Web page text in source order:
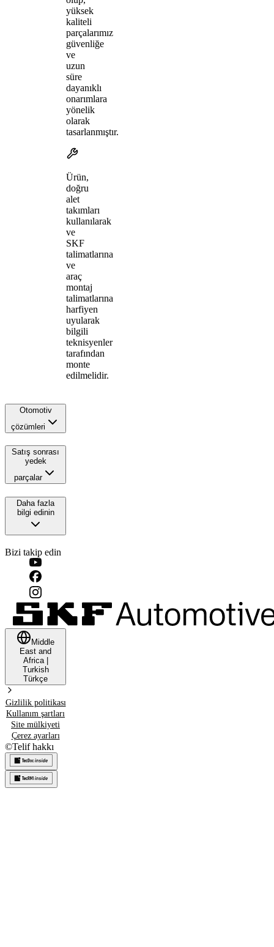
yüksek
kaliteli
parçalarımız
güvenliğe
ve
uzun
süre
dayanıklı
onarımlara
yönelik
olarak
tasarlanmıştır.
Ürün,
doğru
alet
takımları
kullanılarak
ve
SKF
talimatlarına
ve
araç
montaj
talimatlarına
harfiyen
uyularak
bilgili
teknisyenler
tarafından
monte
edilmelidir.
Otomotiv
çözümleri
Satış sonrası
yedek
parçalar
Daha fazla
bilgi edinin
Bizi takip edin
Middle
East and
Africa|
Turkish
Türkçe
Gizlilik politikası
Kullanım şartları
Site mülkiyeti
Çerez ayarları
©Telif hakkı